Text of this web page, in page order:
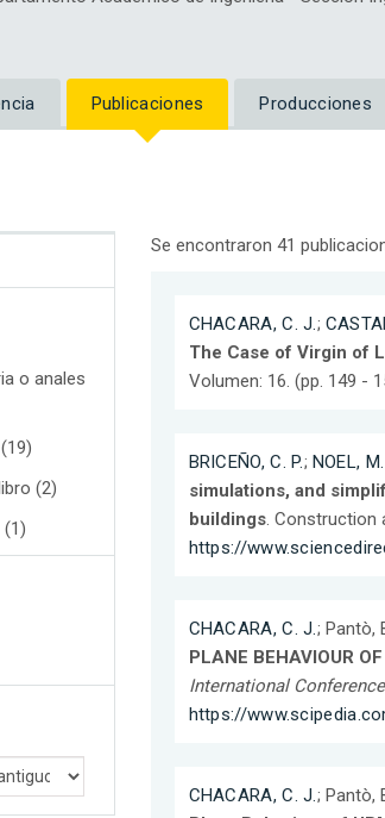
Publicaciones Producciones
o anales
(2)
(1)
Se encontraron 41
CHACARA, C. J.;
The Case of Virgin of
Volumen: 16. (pp. 149 -
BRICEÑO, C. P.; NOEL,
simulations, and
buildings. Construction
https://
CHACARA, C. J.; Pantò,
PLANE BEHAVIOUR
International
https://
CHACARA, C. J.; Pantò,